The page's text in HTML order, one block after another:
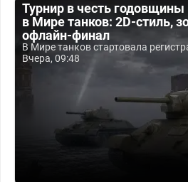
Турнир в честь
в Мире танков: 2D-стиль,
офлайн-финал
В Мире танков стартовала
Вчера, 09:48